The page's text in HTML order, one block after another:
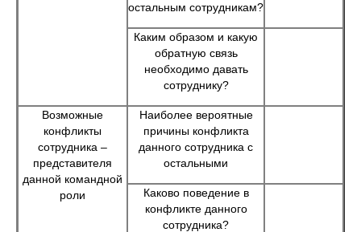
остальным сотрудникам?
Каким образом и какую
обратную связь
необходимо давать
сотруднику?
Возможные
конфликты
сотрудника –
представителя
данной командной
роли
Наиболее вероятные
причины конфликта
данного сотрудника с
остальными
Каково поведение в
конфликте данного
сотрудника?